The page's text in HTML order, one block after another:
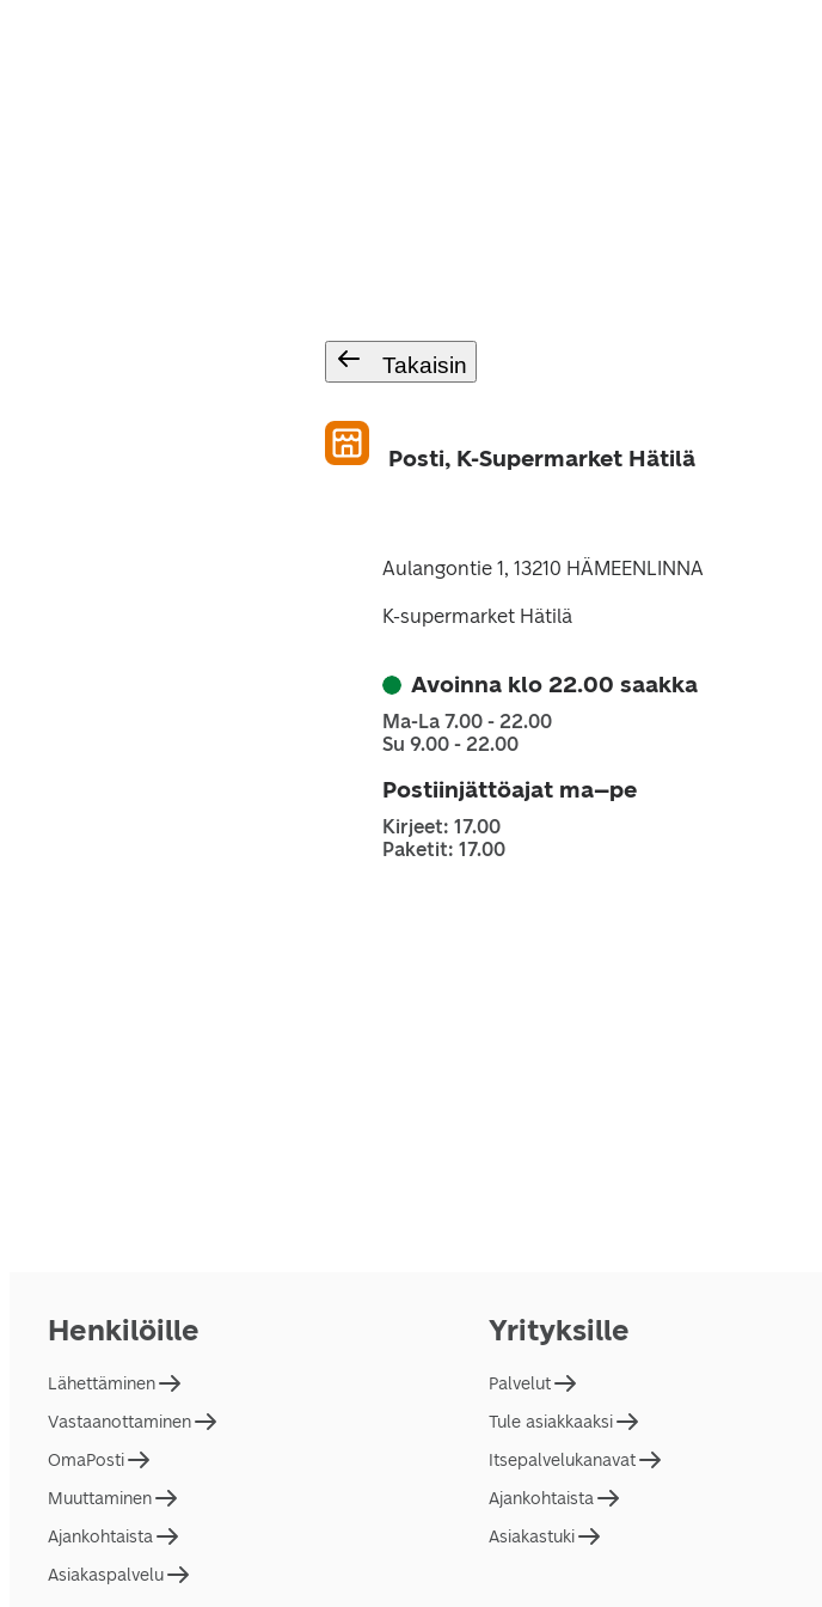
Takaisin
Posti, K-Supermarket Hätilä
Aulangontie 1, 13210 HÄMEENLINNA
K-supermarket Hätilä
Avoinna klo 22.00 saakka
Ma-La 7.00 - 22.00
Su 9.00 - 22.00
Postiinjättöajat ma–pe
Kirjeet: 17.00
Paketit: 17.00
Henkilöille
Lähettäminen
Vastaanottaminen
OmaPosti
Muuttaminen
Ajankohtaista
Asiakaspalvelu
Yrityksille
Palvelut
Tule asiakkaaksi
Itsepalvelukanavat
Ajankohtaista
Asiakastuki